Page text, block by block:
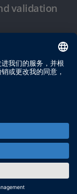
validation